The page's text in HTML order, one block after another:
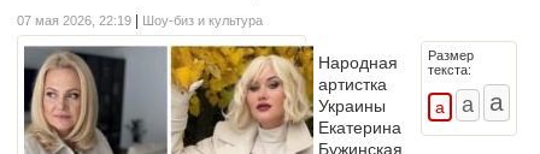
07 мая 2026, 22:19 Шоу-биз и культура
Размер
текста:
Народная
артистка
Украины
Екатерина
Бужинская